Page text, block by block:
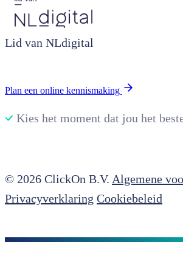
Lid van NLdigital
Plan een online kennismaking
Kies het moment dat jou het
© 2026 ClickOn B.V. Algemene
Privacyverklaring Cookiebeleid